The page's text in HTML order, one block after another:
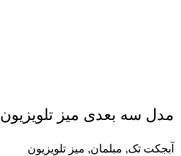
مدل سه بعدی میز تلویزیون 0075
آبجکت تک, مبلمان, میز تلویزیون